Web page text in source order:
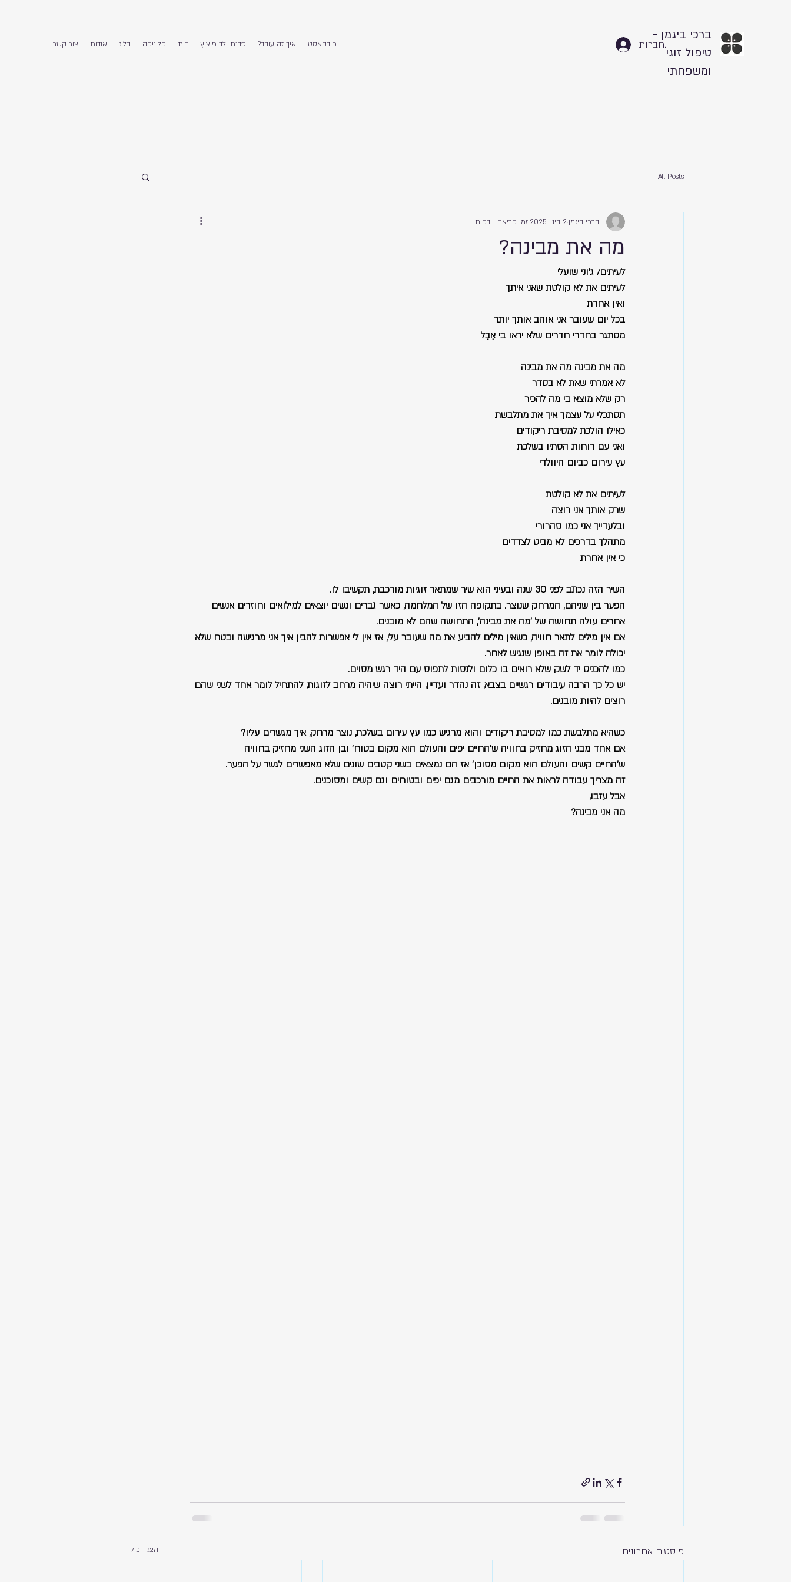
להתחברות צור קשר אודות בלוג קליניקה בית סדנת ילד פיצוץ ?איך זה עובד פודקאסט
ברכי ביגמן -
טיפול זוגי
ומשפחתי
All Posts
מה את מבינה?
ברכי ביגמן 2 בינו׳ 2025 זמן קריאה 1 דקות
לעיתים/ ג'וני שועלי
לעיתים את לא קולטת שאני איתך
ואין אחרת
בכל יום שעובר אני אוהב אותך יותר
מסתגר בחדרי חדרים שלא יראו בי אֵבֶל
מה את מבינה מה את מבינה
לא אמרתי שאת לא בסדר
רק שלא מוצא בי מה להכיר
תסתכלי על עצמך איך את מתלבשת
כאילו הולכת למסיבת ריקודים
ואני עם רוחות הסתיו בשלכת
עץ עירום כביום היוולדי
לעיתים את לא קולטת
שרק אותך אני רוצה
ובלעדייך אני כמו סהרורי
מתהלך בדרכים לא מביט לצדדים
כי אין אחרת
השיר הזה נכתב לפני 30 שנה ובעיני הוא שיר שמתאר זוגיות מורכבת, תקשיבו לו.
הפער בין שניהם, המרחק שנוצר. בתקופה הזו של המלחמה, כאשר גברים ונשים יוצאים למילואים וחוזרים אנשים
אחרים עולה תחושה של 'מה את מבינה', התחושה שהם לא מובנים.
אם אין מילים לתאר חוויה, כשאין מילים להביע את מה שעובר עלי, אז אין לי אפשרות להבין איך אני מרגישה ובטח שלא
יכולה לומר את זה באופן שנגיש לאחר.
כמו להכניס יד לשק שלא רואים בו כלום ולנסות לתפוס עם היד רגש מסוים.
יש כל כך הרבה עיבודים רגשיים בצבא, זה נהדר ועדיין, הייתי רוצה שיהיה מרחב לזוגות, להתחיל לומר אחד לשני שהם
רוצים להיות מובנים.
כשהיא מתלבשת כמו למסיבת ריקודים והוא מרגיש כמו עץ עירום בשלכת, נוצר מרחק, איך מגשרים עליו?
אם אחד מבני הזוג מחזיק בחוויה ש'החיים יפים והעולם הוא מקום בטוח' ובן הזוג השני מחזיק בחוויה
ש'החיים קשים והעולם הוא מקום מסוכן' אז הם נמצאים בשני קטבים שונים שלא מאפשרים לגשר על הפער.
זה מצריך עבודה לראות את החיים מורכבים מגם יפים ובטוחים וגם קשים ומסוכנים.
אבל עזבו,
מה אני מבינה?
פוסטים אחרונים הצג הכול